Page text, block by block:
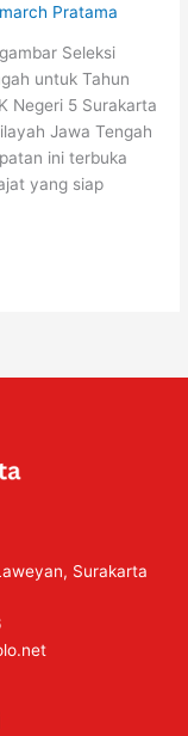
Pratama
Seleksi
untuk Tahun
Negeri 5 Surakarta
Jawa Tengah
ini terbuka
yang siap
Surakarta